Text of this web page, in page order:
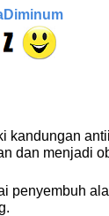
kandungan
dan menjadi
penyembuh